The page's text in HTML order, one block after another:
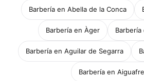
Barbería en Abella de la Conca
Barbería en Àger
Barbería en Aguilar de Segarra
Barbería en